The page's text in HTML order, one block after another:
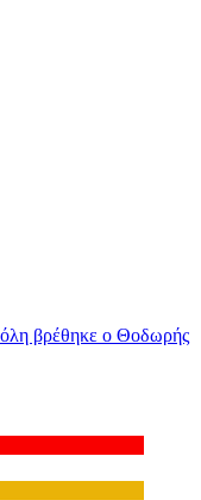
βρέθηκε ο Θοδωρής